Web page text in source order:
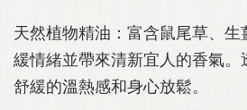
天然植物精油：富含鼠尾草、
緩情緒並帶來清新宜人的香氣
舒緩的溫熱感和身心放鬆。